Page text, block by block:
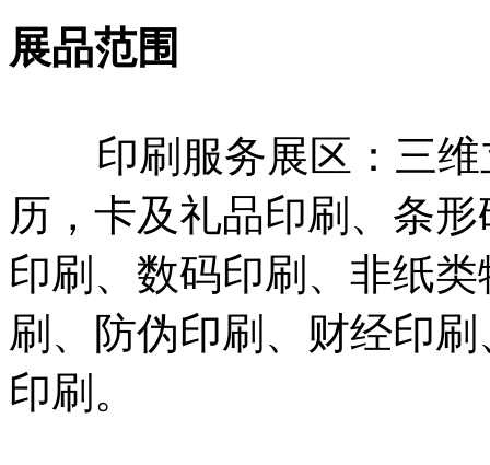
展品范围
印刷服务展区：三维
历，卡及礼品印刷、条
印刷、数码印刷、非纸
刷、防伪印刷、财经印
印刷。